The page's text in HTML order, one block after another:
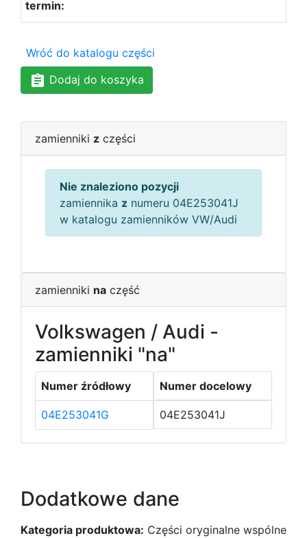
Wróć do katalogu części
Dodaj do koszyka
zamienniki z części
Nie znaleziono pozycji
zamiennika z numeru 04E253041J
w katalogu zamienników VW/Audi
zamienniki na część
Volkswagen / Audi -
zamienniki "na"
Numer źródłowy Numer docelowy
04E253041G 04E253041J
Dodatkowe dane
Kategoria produktowa: Części oryginalne wspólne